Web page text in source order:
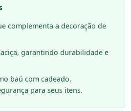
complementa a decoração de
garantindo durabilidade e
baú com cadeado,
para seus itens.